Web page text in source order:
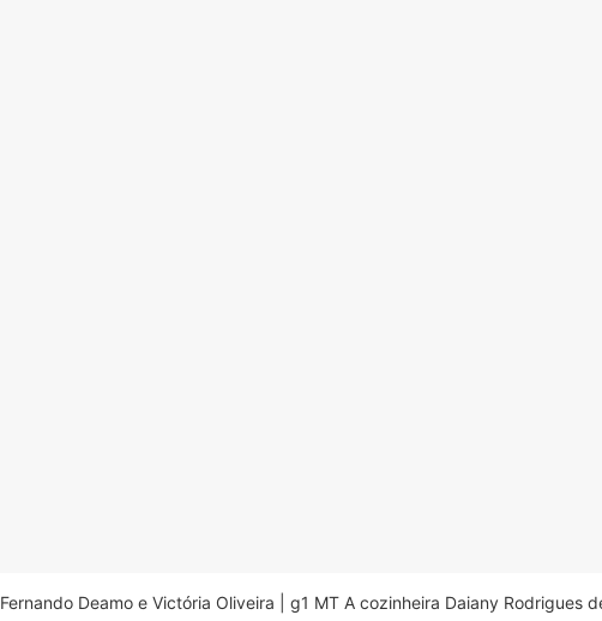
Fernando Deamo e Victória Oliveira | g1 MT A cozinheira Daiany Rodrigues